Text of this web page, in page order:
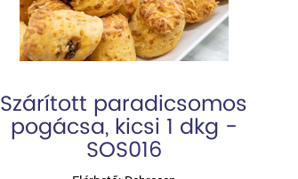
Szárított paradicsomos
pogácsa, kicsi 1 dkg -
SOS016